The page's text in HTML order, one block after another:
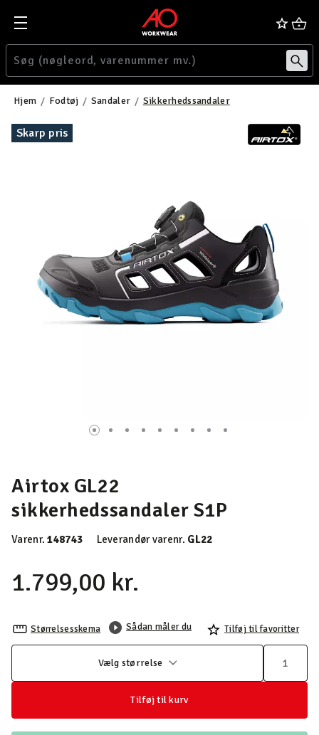
Hjem Fodtøj Sandaler Sikkerhedssandaler
Skarp pris
Airtox GL22
sikkerhedssandaler S1P
Varenr.148743 Leverandør varenr. GL22
1.799,00 kr.
Størrelsesskema Sådan måler du Tilføj til favoritter
Vælg størrelse
Tilføj til kurv